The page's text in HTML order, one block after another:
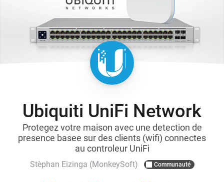
Ubiquiti UniFi Network
Protegez votre maison avec une detection de
presence basee sur des clients (wifi) connectes
au controleur UniFi
Stèphan Eizinga (MonkeySoft) Communauté